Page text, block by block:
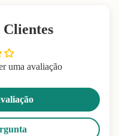
Clientes
uma avaliação